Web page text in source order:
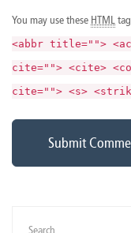
You may use these HTML
<abbr title="">
cite=""> <cite>
cite=""> <s>